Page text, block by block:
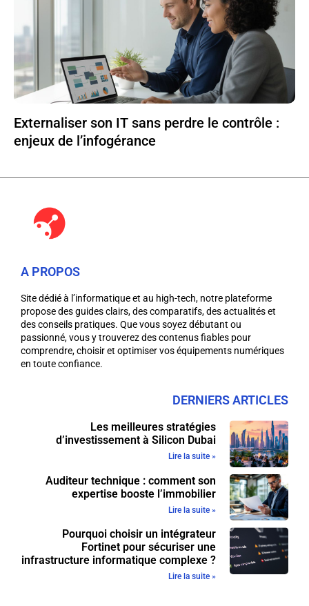
Externaliser son IT sans perdre le contrôle :
enjeux de l’infogérance
A PROPOS
Site dédié à l’informatique et au high-tech, notre plateforme
propose des guides clairs, des comparatifs, des actualités et
des conseils pratiques. Que vous soyez débutant ou
passionné, vous y trouverez des contenus fiables pour
comprendre, choisir et optimiser vos équipements numériques
en toute confiance.
DERNIERS ARTICLES
Les meilleures stratégies
d’investissement à Silicon Dubai
Lire la suite »
Auditeur technique : comment son
expertise booste l’immobilier
Lire la suite »
Pourquoi choisir un intégrateur
Fortinet pour sécuriser une
infrastructure informatique complexe ?
Lire la suite »